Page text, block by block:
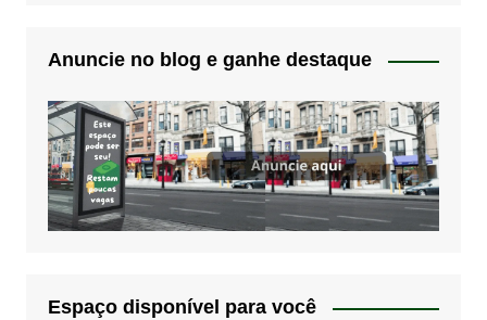
Anuncie no blog e ganhe destaque
Espaço disponível para você